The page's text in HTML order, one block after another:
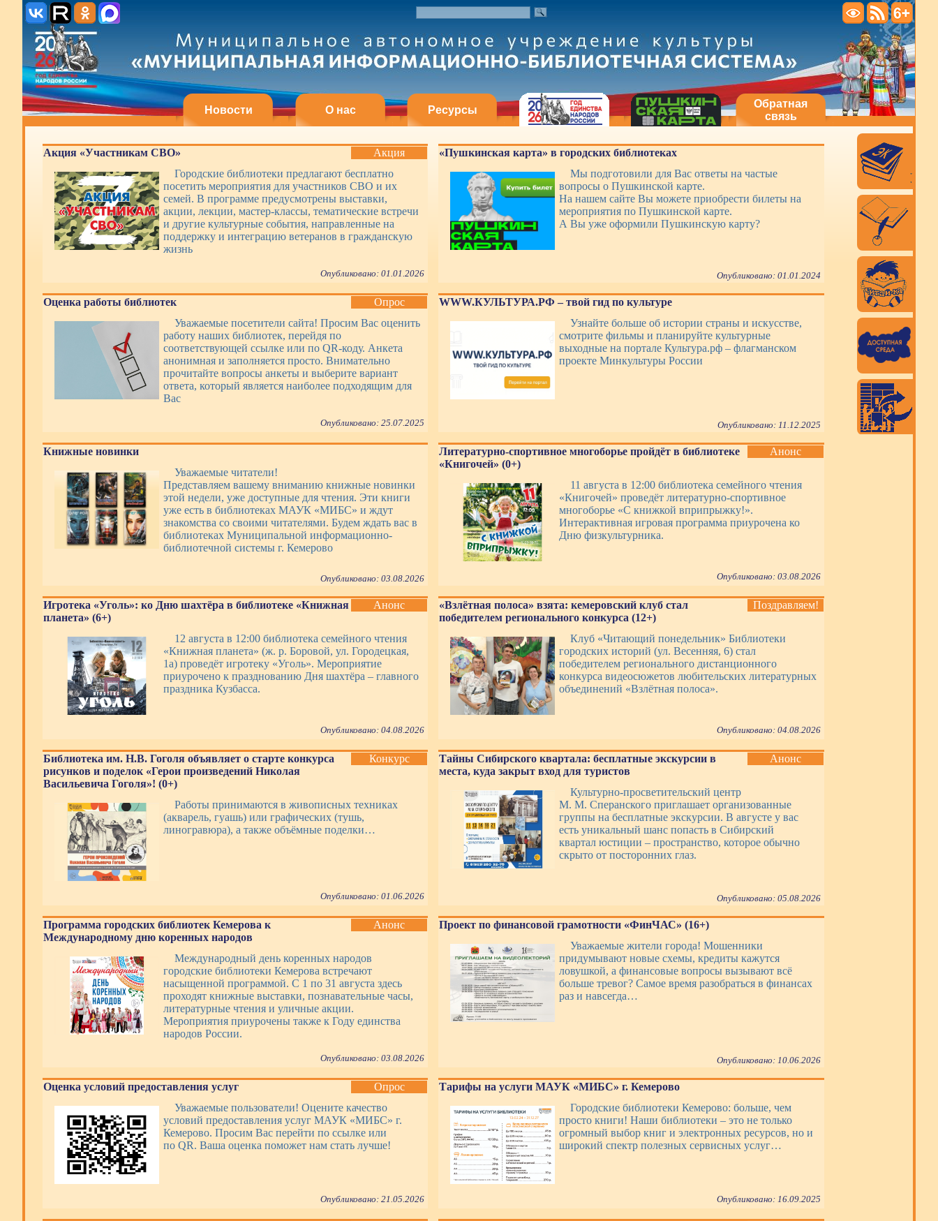
Новости О нас Ресурсы
Обратная
связь
Акция «Участникам СВО»
Акция
Городские библиотеки предлагают бесплатно
посетить мероприятия для участников СВО и их
семей. В программе предусмотрены выставки,
акции, лекции, мастер-классы, тематические встречи
и другие культурные события, направленные на
поддержку и интеграцию ветеранов в гражданскую
жизнь
Опубликовано: 01.01.2026
«Пушкинская карта» в городских библиотеках
Мы подготовили для Вас ответы на частые
вопросы о Пушкинской карте.
На нашем сайте Вы можете приобрести билеты на
мероприятия по Пушкинской карте.
А Вы уже оформили Пушкинскую карту?
Опубликовано: 01.01.2024
Оценка работы библиотек
Опрос
Уважаемые посетители сайта! Просим Вас оценить
работу наших библиотек, перейдя по
соответствующей ссылке или по QR-коду. Анкета
анонимная и заполняется просто. Внимательно
прочитайте вопросы анкеты и выберите вариант
ответа, который является наиболее подходящим для
Вас
Опубликовано: 25.07.2025
WWW.КУЛЬТУРА.РФ – твой гид по культуре
Узнайте больше об истории страны и искусстве,
смотрите фильмы и планируйте культурные
выходные на портале Культура.рф – флагманском
проекте Минкультуры России
Опубликовано: 11.12.2025
Книжные новинки
Уважаемые читатели!
Представляем вашему вниманию книжные новинки
этой недели, уже доступные для чтения. Эти книги
уже есть в библиотеках МАУК «МИБС» и ждут
знакомства со своими читателями. Будем ждать вас в
библиотеках Муниципальной информационно-
библиотечной системы г. Кемерово
Опубликовано: 03.08.2026
Литературно-спортивное многоборье пройдёт в библиотеке
«Книгочей» (0+)
Анонс
11 августа в 12:00 библиотека семейного чтения
«Книгочей» проведёт литературно-спортивное
многоборье «С книжкой вприпрыжку!».
Интерактивная игровая программа приурочена ко
Дню физкультурника.
Опубликовано: 03.08.2026
Игротека «Уголь»: ко Дню шахтёра в библиотеке «Книжная
планета» (6+)
Анонс
12 августа в 12:00 библиотека семейного чтения
«Книжная планета» (ж. р. Боровой, ул. Городецкая,
1а) проведёт игротеку «Уголь». Мероприятие
приурочено к празднованию Дня шахтёра – главного
праздника Кузбасса.
Опубликовано: 04.08.2026
«Взлётная полоса» взята: кемеровский клуб стал
победителем регионального конкурса (12+)
Поздравляем!
Клуб «Читающий понедельник» Библиотеки
городских историй (ул. Весенняя, 6) стал
победителем регионального дистанционного
конкурса видеосюжетов любительских литературных
объединений «Взлётная полоса».
Опубликовано: 04.08.2026
Библиотека им. Н.В. Гоголя объявляет о старте конкурса
рисунков и поделок «Герои произведений Николая
Васильевича Гоголя»! (0+)
Конкурс
Работы принимаются в живописных техниках
(акварель, гуашь) или графических (тушь,
линогравюра), а также объёмные поделки…
Опубликовано: 01.06.2026
Тайны Сибирского квартала: бесплатные экскурсии в
места, куда закрыт вход для туристов
Анонс
Культурно-просветительский центр
М. М. Сперанского приглашает организованные
группы на бесплатные экскурсии. В августе у вас
есть уникальный шанс попасть в Сибирский
квартал юстиции – пространство, которое обычно
скрыто от посторонних глаз.
Опубликовано: 05.08.2026
Программа городских библиотек Кемерова к
Международному дню коренных народов
Анонс
Международный день коренных народов
городские библиотеки Кемерова встречают
насыщенной программой. С 1 по 31 августа здесь
проходят книжные выставки, познавательные часы,
литературные чтения и уличные акции.
Мероприятия приурочены также к Году единства
народов России.
Опубликовано: 03.08.2026
Проект по финансовой грамотности «ФинЧАС» (16+)
Уважаемые жители города! Мошенники
придумывают новые схемы, кредиты кажутся
ловушкой, а финансовые вопросы вызывают всё
больше тревог? Самое время разобраться в финансах
раз и навсегда…
Опубликовано: 10.06.2026
Оценка условий предоставления услуг
Опрос
Уважаемые пользователи! Оцените качество
условий предоставления услуг МАУК «МИБС» г.
Кемерово. Просим Вас перейти по ссылке или
по QR. Ваша оценка поможет нам стать лучше!
Опубликовано: 21.05.2026
Тарифы на услуги МАУК «МИБС» г. Кемерово
Городские библиотеки Кемерово: больше, чем
просто книги! Наши библиотеки – это не только
огромный выбор книг и электронных ресурсов, но и
широкий спектр полезных сервисных услуг…
Опубликовано: 16.09.2025